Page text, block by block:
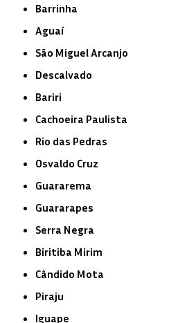
Barrinha
Aguaí
São Miguel Arcanjo
Descalvado
Bariri
Cachoeira Paulista
Rio das Pedras
Osvaldo Cruz
Guararema
Guararapes
Serra Negra
Biritiba Mirim
Cândido Mota
Piraju
Iguape